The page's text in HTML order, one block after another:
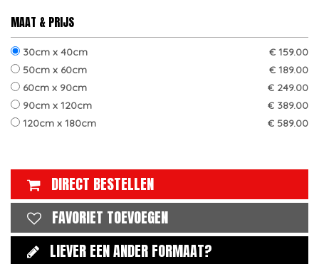
MAAT & PRIJS
30cm x 40cm
€ 159.00
50cm x 60cm
€ 189.00
60cm x 90cm
€ 249.00
90cm x 120cm
€ 389.00
120cm x 180cm
€ 589.00
DIRECT BESTELLEN
FAVORIET TOEVOEGEN
LIEVER EEN ANDER FORMAAT?